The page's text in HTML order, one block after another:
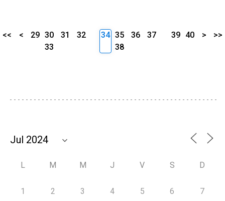
<< < 29 30 31
32
33
34 35 36
37
38
39 40 > >>
L M M J V S D
1 2 3 4 5 6 7